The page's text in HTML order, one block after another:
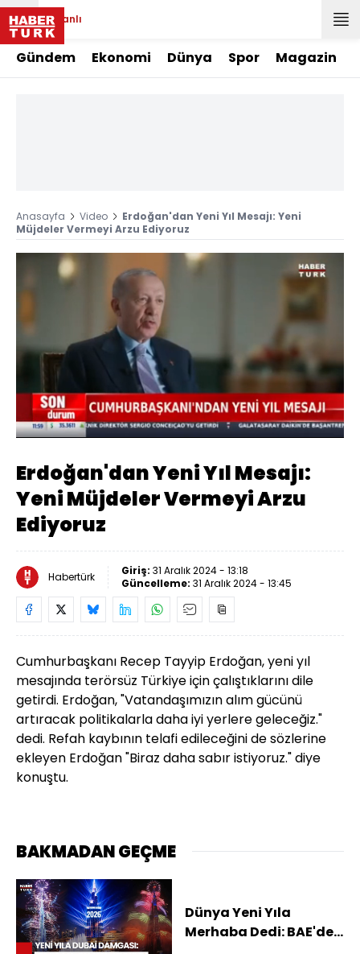
Canlı
Gündem Ekonomi Dünya Spor Magazin
Anasayfa Video
Erdoğan'dan Yeni Yıl Mesajı: Yeni
Müjdeler Vermeyi Arzu Ediyoruz
Sesi
Aç
Yüklendi:
13.49%
Oynatma
Hızı
Erdoğan'dan Yeni Yıl Mesajı:
Yeni Müjdeler Vermeyi Arzu
Ediyoruz
Habertürk Giriş: 31 Aralık 2024 - 13:18
Güncelleme: 31 Aralık 2024 - 13:45
Cumhurbaşkanı Recep Tayyip Erdoğan, yeni yıl
mesajında terörsüz Türkiye için çalıştıklarını dile
getirdi. Erdoğan, "Vatandaşımızın alım gücünü
artıracak politikalarla daha iyi yerlere geleceğiz."
dedi. Refah kaybının telafi edileceğini de sözlerine
ekleyen Erdoğan "Biraz daha sabır istiyoruz." diye
konuştu.
BAKMADAN GEÇME
Dünya Yeni Yıla
Merhaba Dedi: BAE'de